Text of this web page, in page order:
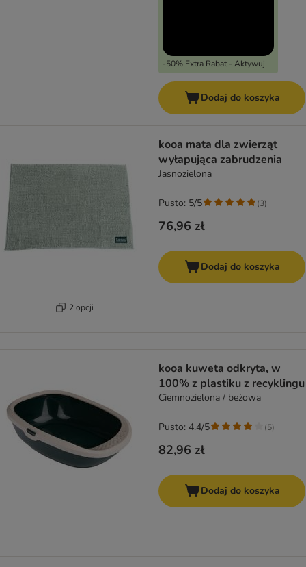
-50% Extra Rabat - Aktywuj
Dodaj do koszyka
2 opcji
kooa mata dla zwierząt
wyłapująca zabrudzenia
Jasnozielona
76,96 zł
Pusto: 5/5 (3)
Dodaj do koszyka
kooa kuweta odkryta, w
100% z plastiku z recyklingu
Ciemnozielona / beżowa
82,96 zł
Pusto: 4.4/5 (5)
Dodaj do koszyka